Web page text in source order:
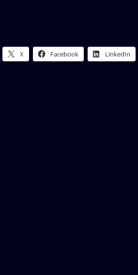
X Facebook LinkedIn